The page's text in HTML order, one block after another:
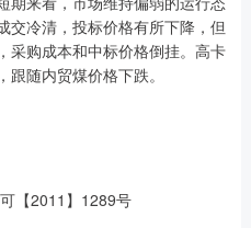
交冷清，投标价格有所下降，但
采购成本和中标价格倒挂。高卡
随内贸煤价格下跌。
【2011】1289号